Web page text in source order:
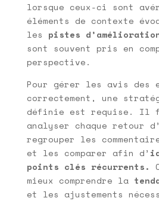
lorsque ceux-ci sont
éléments de contexte
les pistes
sont souvent pris en
perspective.
Pour gérer les avis des
correctement, une
définie est requise. Il
analyser chaque retour
regrouper les
et les comparer afin d’
points clés récurrents.
mieux comprendre la
et les ajustements